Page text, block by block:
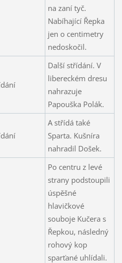
na zaní tyč.
Nabíhající Řepka
jen o centimetry
nedoskočil.
Další střídání. V
libereckém dresu
nahrazuje
Papouška Polák.
A střídá také
Sparta. Kušníra
nahradil Došek.
Po centru z levé
strany podstoupili
úspěšné
hlavičkové
souboje Kučera s
Řepkou, následný
rohový kop
sparťané uhlídali.